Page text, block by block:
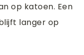
op katoen. Een
langer op